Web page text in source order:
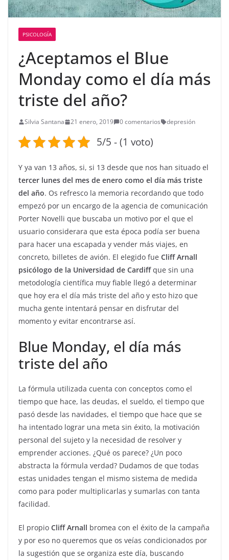
PSICOLOGÍA
¿Aceptamos el Blue
Monday como el día más
triste del año?
Silvia Santana 21 enero, 2019 0 comentarios depresión
5/5 - (1 voto)
Y ya van 13 años, si, si 13 desde que nos han situado el
tercer lunes del mes de enero como el día más triste
del año. Os refresco la memoria recordando que todo
empezó por un encargo de la agencia de comunicación
Porter Novelli que buscaba un motivo por el que el
usuario considerara que esta época podía ser buena
para hacer una escapada y vender más viajes, en
concreto, billetes de avión. El elegido fue Cliff Arnall
psicólogo de la Universidad de Cardiffque sin una
metodología científica muy fiable llegó a determinar
que hoy era el día más triste del año y esto hizo que
mucha gente intentará pensar en disfrutar del
momento y evitar encontrarse así.
Blue Monday, el día más
triste del año
La fórmula utilizada cuenta con conceptos como el
tiempo que hace, las deudas, el sueldo, el tiempo que
pasó desde las navidades, el tiempo que hace que se
ha intentado lograr una meta sin éxito, la motivación
personal del sujeto y la necesidad de resolver y
emprender acciones. ¿Qué os parece? ¿Un poco
abstracta la fórmula verdad? Dudamos de que todas
estas unidades tengan el mismo sistema de medida
como para poder multiplicarlas y sumarlas con tanta
facilidad.
El propio Cliff Arnall bromea con el éxito de la campaña
y por eso no queremos que os veías condicionados por
la sugestión que se organiza este día, buscando